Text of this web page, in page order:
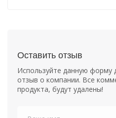
Оставить отзыв
Используйте данную форму
отзыв о компании. Все
продукта, будут удалены!